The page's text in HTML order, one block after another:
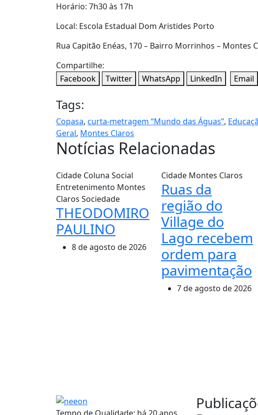
Horário: 7h30 às 17h
Local: Escola Estadual Dom Aristides Porto
Rua Capitão Enéas, 170 – Bairro Morrinhos – Montes
Compartilhe:
Facebook
Twitter WhatsApp LinkedIn Email
Tags:
Copasa, curta-metragem “Mundo das Águas”,
Geral, Montes Claros
Notícias Relacionadas
Cidade Coluna Social
Entretenimento Montes
Claros Sociedade
THEODOMIRO
PAULINO
8 de agosto de 2026
Cidade Montes Claros
Ruas da
região do
Village do
Lago recebem
ordem para
pavimentação
7 de agosto de 2026